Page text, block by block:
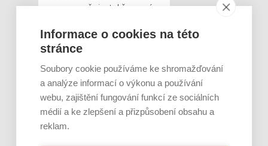
neupozorňuje, takže není
záznam.
Zajímavým dárkem je i
zařízení Sleepace
SleepDot, které
monitoruje spánkové cykly
člověka. Ty následně
Informace o cookies na této
stránce
Soubory cookie používáme ke shromažďování
a analýze informací o výkonu a používání
webu, zajištění fungování funkcí ze sociálních
médií a ke zlepšení a přizpůsobení obsahu a
reklam.